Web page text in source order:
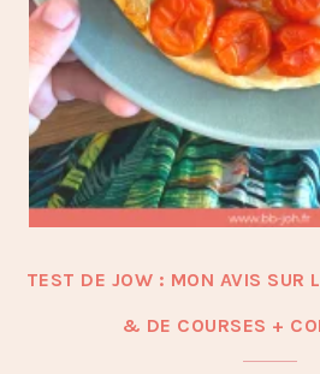
TEST DE JOW : MON AVIS SUR
& DE COURSES +